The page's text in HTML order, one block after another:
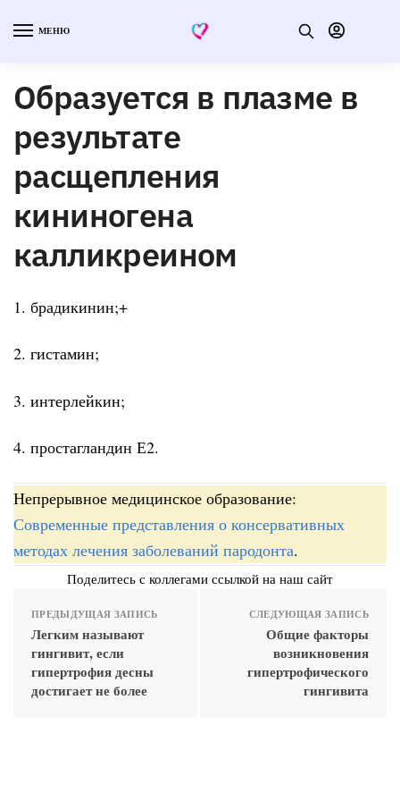
МЕНЮ
Образуется в плазме в
результате
расщепления
кининогена
калликреином
1. брадикинин;+
2. гистамин;
3. интерлейкин;
4. простагландин Е2.
Непрерывное медицинское образование:
Современные представления о консервативных
методах лечения заболеваний пародонта.
Поделитесь с коллегами ссылкой на наш сайт
ПРЕДЫДУЩАЯ ЗАПИСЬ
Легким называют
гингивит, если
гипертрофия десны
достигает не более
СЛЕДУЮЩАЯ ЗАПИСЬ
Общие факторы
возникновения
гипертрофического
гингивита